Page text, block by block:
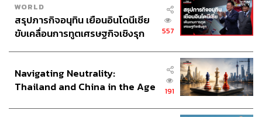
WORLD
สรุปภารกิจอนุทิน เยือนอินโดนีเซีย
ขับเคลื่อนการทูตเศรษฐกิจเชิงรุก
557
Navigating Neutrality:
Thailand and China in the Age
191